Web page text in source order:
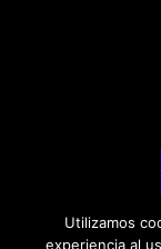
Utilizamos
experiencia al